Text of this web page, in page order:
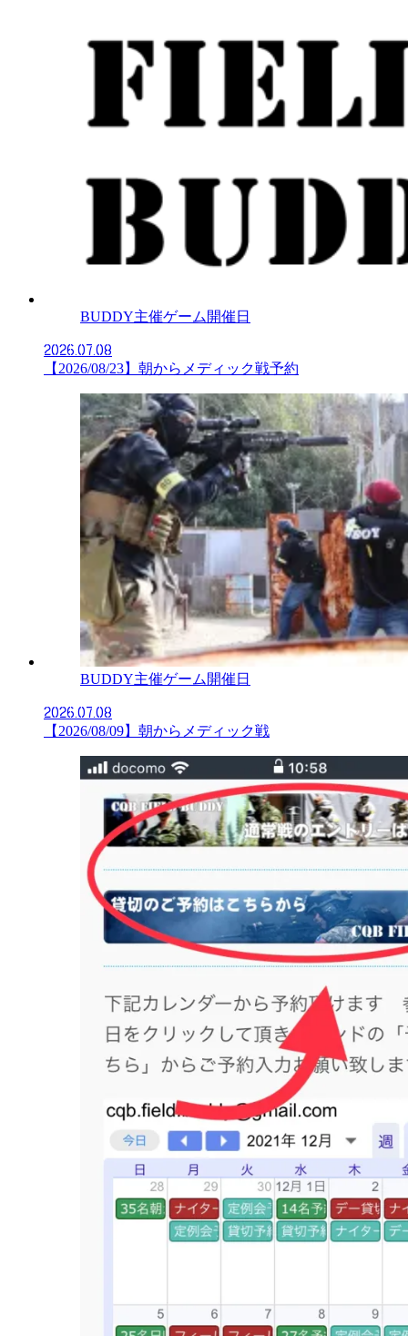
BUDDY主催ゲーム開催日
2026.07.08
【2026/08/23】朝からメディック戦予約
BUDDY主催ゲーム開催日
2026.07.08
【2026/08/09】朝からメディック戦